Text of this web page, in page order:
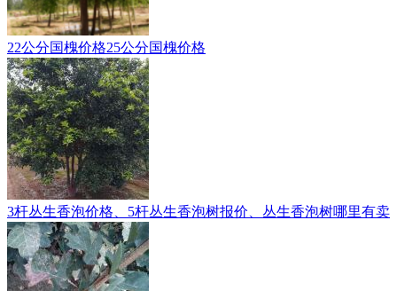
22公分国槐价格25公分国槐价格
3杆丛生香泡价格、5杆丛生香泡树报价、丛生香泡树哪里有卖